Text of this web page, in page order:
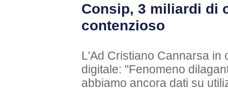
Consip, 3 miliardi di
contenzioso
L'Ad Cristiano Cannarsa in
digitale: "Fenomeno
abbiamo ancora dati su